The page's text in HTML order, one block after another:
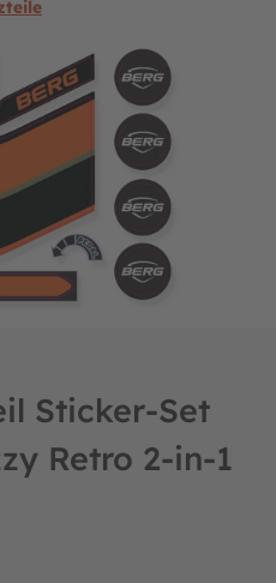
Sticker-Set
Retro 2-in-1